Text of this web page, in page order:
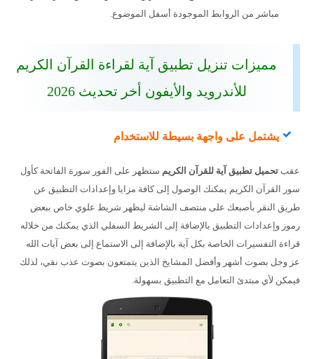
مباشر من الروابط الموجودة أسفل الموضوع.
مميزات تنزيل تطبيق آية لقراءة القرآن الكريم
للأندرويد والأيفون أخر تحديث 2026
يشتمل على واجهة بسيطة للاستخدام
عقب تحميل تطبيق آية للقرآن الكريم ستظهر على الفور سورة الفاتحة كأول
سور القرآن الكريم يمكنك الوصول إلى كافة مزايا وإعدادات التطبيق عن
طريق النقر بأصبعك على منتصف الشاشة ليظهر شريط علوي خاص ببعض
رموز وإعدادات التطبيق بالإضافة إلى الشريط السفلي الذي يمكنك من خلاله
قراءة التفسيرات الخاصة بكل آية بالإضافة إلى الاستماع إلى بعض آيات الله
عز وجل بصوت أشهر وأفضل المشايخ الذين يتمتعون بصوت عذب نقي، لذلك
فيمكن لأي مبتدئ التعامل مع التطبيق بسهولة.